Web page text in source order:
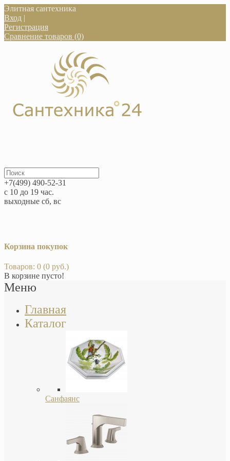
Элитная сантехника
Вход |
Регистрация
Сравнение товаров (0)
+7(499) 490-52-31
с 10 до 19 час.
выходные сб, вс
Корзина покупок
Товаров: 0 (0 руб.)
В корзине пусто!
Меню
Главная
Каталог
Санфаянс